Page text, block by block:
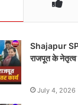
Shajapur SP
राजपूत के नेतृत्व
July 4, 2026